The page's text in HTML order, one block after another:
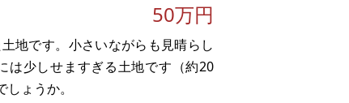
50万円
地です。小さいながらも見晴らし
は少しせますぎる土地です（約20
ょうか。